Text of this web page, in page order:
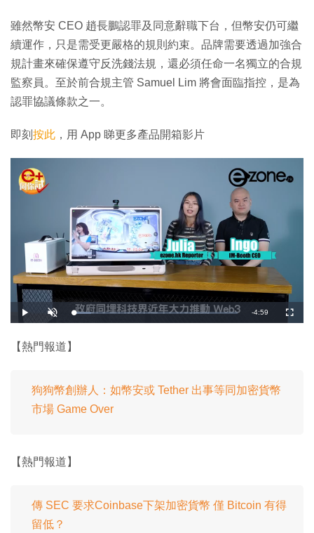
雖然幣安 CEO 趙長鵬認罪及同意辭職下台，但幣安仍可繼
續運作，只是需受更嚴格的規則約束。品牌需要透過加強合
規計畫來確保遵守反洗錢法規，還必須任命一名獨立的合規
監察員。至於前合規主管 Samuel Lim 將會面臨指控，是為
認罪協議條款之一。
即刻 按此 ，用 App 睇更多產品開箱影片
播
放
開
啟
載
入
%
剩
-4:59
全
螢
【熱門報道】
狗狗幣創辦人：如幣安或 Tether 出事等同加密貨幣
市場 Game Over
【熱門報道】
傳 SEC 要求Coinbase下架加密貨幣 僅 Bitcoin 有得
留低？